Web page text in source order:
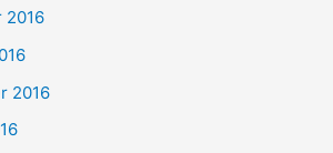
2016
2016